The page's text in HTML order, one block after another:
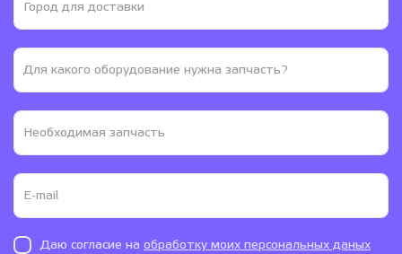
Даю согласие на обработку моих персональных даных